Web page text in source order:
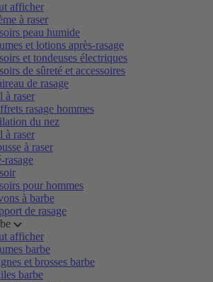
afficher
à raser
peau humide
et lotions après-rasage
et tondeuses électriques
de sûreté et accessoires
de rasage
à raser
rasage hommes
du nez
à raser
à raser
rasage
pour hommes
à barbe
de rasage
afficher
barbe
et brosses barbe
barbe